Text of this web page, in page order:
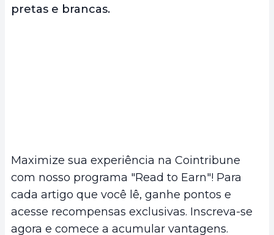
pretas e brancas.
Maximize sua experiência na Cointribune
com nosso programa "Read to Earn"! Para
cada artigo que você lê, ganhe pontos e
acesse recompensas exclusivas. Inscreva-se
agora e comece a acumular vantagens.